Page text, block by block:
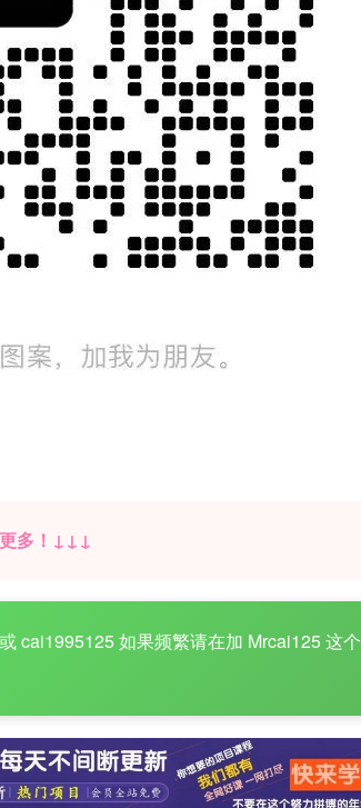
多！↓↓↓
cai1995125 如果频繁请在加 Mrcai125 这个